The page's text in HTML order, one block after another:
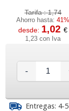
Tarifa :1,74
Ahorro hasta:41%
desde: 1,02€
1,23 con Iva
-
Entregas: 4-5